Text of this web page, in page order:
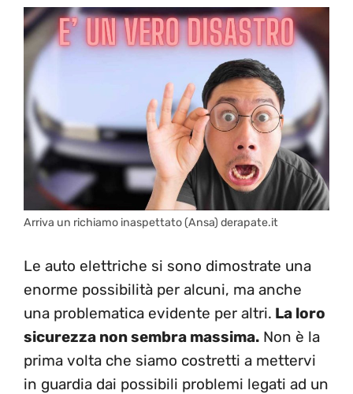
Arriva un richiamo inaspettato (Ansa) derapate.it
Le auto elettriche si sono dimostrate una
enorme possibilità per alcuni, ma anche
una problematica evidente per altri. La loro
sicurezza non sembra massima. Non è la
prima volta che siamo costretti a mettervi
in guardia dai possibili problemi legati ad un